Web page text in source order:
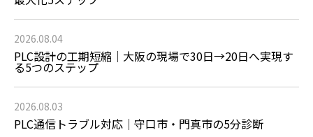
2026.08.04
PLC設計の工期短縮｜大阪の現場で30日→20日へ実現す
る5つのステップ
2026.08.03
PLC通信トラブル対応｜守口市・門真市の5分診断